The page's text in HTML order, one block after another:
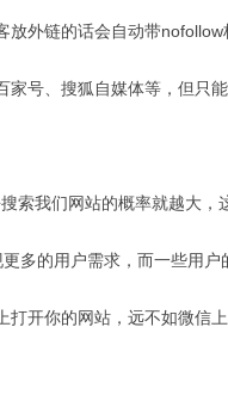
外链的话会自动带nofollow
号、搜狐自媒体等，但只能
我们网站的概率就越大，
的用户需求，而一些用户
开你的网站，远不如微信